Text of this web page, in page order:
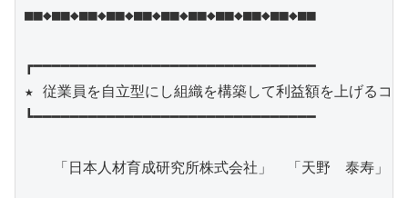
■■◆■■◆■■◆■■◆■■◆■■◆■■◆■■◆■■◆■■◆■■
┏━━━━━━━━━━━━━━━━━━━━━━━━━━━━━━━
★ 従業員を自立型にし組織を構築して利益額を上げるコ
┗━━━━━━━━━━━━━━━━━━━━━━━━━━━━━━━
「日本人材育成研究所株式会社」　「天野　泰寿」